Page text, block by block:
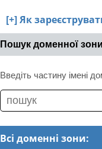
[+] Як
Пошук доменної
Введіть частину імені
Всі доменні зони: